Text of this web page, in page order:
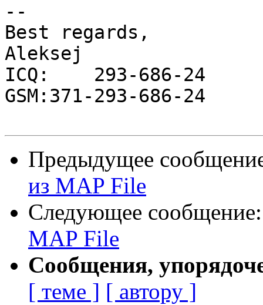
--
Best regards,
Aleksej
ICQ:    293-686-24
GSM:371-293-686-24
Предыдущее
из MAP File
Следующее
MAP File
Сообщения,
[ теме ] [ автору ]